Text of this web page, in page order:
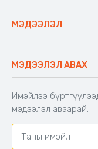
Блог
Сүүдрэвч
Аяны ширээ
Аяны түшлэгтэй
МЭДЭЭЛЭЛ
Буцаалтын журам
Захиалга шалгах
Хамтран ажиллах
Холбоо барих
МЭДЭЭЛЭЛ АВАХ
Имэйлээ
мэдээлэл аваарай.